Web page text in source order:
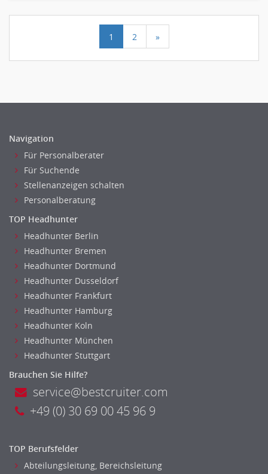
1 2 »
Navigation
Für Personalberater
Für Suchende
Stellenanzeigen schalten
Personalberatung
TOP Headhunter
Headhunter Berlin
Headhunter Bremen
Headhunter Dortmund
Headhunter Dusseldorf
Headhunter Frankfurt
Headhunter Hamburg
Headhunter Koln
Headhunter München
Headhunter Stuttgart
Brauchen Sie Hilfe?
service@bestcruiter.com
+49 (0) 30 69 00 45 96 9
TOP Berufsfelder
Abteilungsleitung, Bereichsleitung